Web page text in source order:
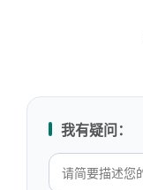
我有疑问：